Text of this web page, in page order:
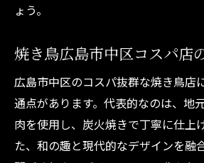
ょう。
焼き鳥広島市中区コスパ店
広島市中区のコスパ抜群な焼き鳥店
通点があります。代表的なのは、地
肉を使用し、炭火焼きで丁寧に仕上
た、和の趣と現代的なデザインを融